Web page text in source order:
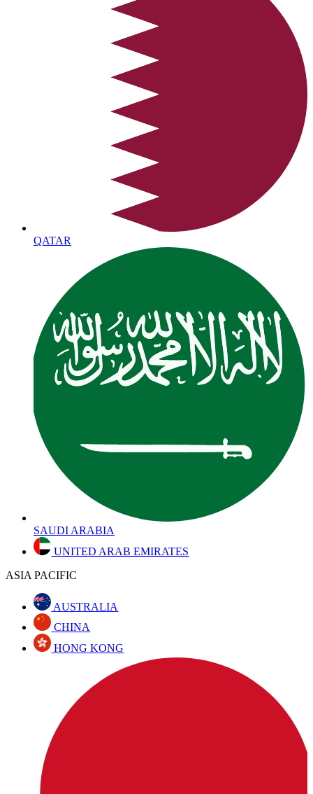
QATAR
SAUDI ARABIA
UNITED ARAB EMIRATES
ASIA PACIFIC
AUSTRALIA
CHINA
HONG KONG